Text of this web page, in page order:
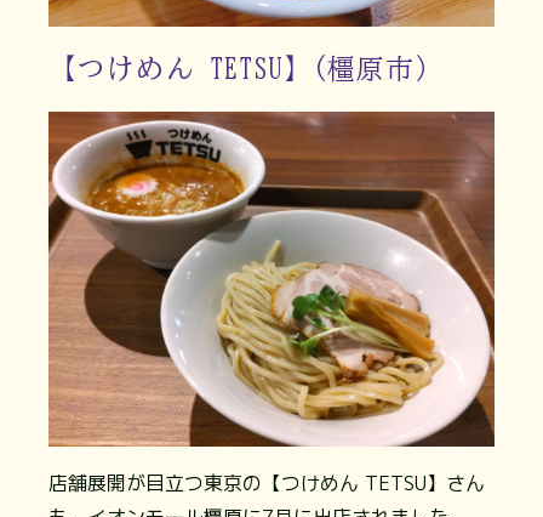
【つけめん TETSU】(橿原市）
店舗展開が目立つ東京の【つけめん TETSU】さん